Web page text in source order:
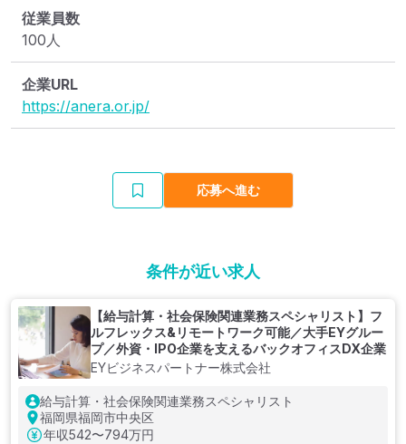
従業員数
100人
企業URL
https://anera.or.jp/
応募へ進む
条件が近い求人
【給与計算・社会保険関連業務スペシャリスト】フ
ルフレックス&リモートワーク可能／大手EYグルー
プ／外資・IPO企業を支えるバックオフィスDX企業
EYビジネスパートナー株式会社
給与計算・社会保険関連業務スペシャリスト
福岡県福岡市中央区
年収542〜794万円